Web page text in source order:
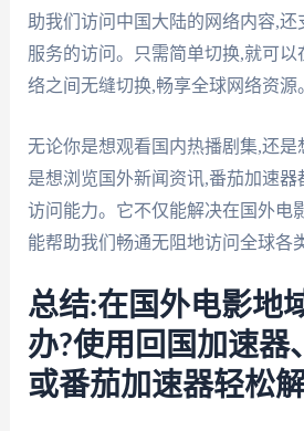
助我们访问中国大陆的网络内容,还
服务的访问。只需简单切换,就可以
络之间无缝切换,畅享全球网络资源
无论你是想观看国内热播剧集,还是
是想浏览国外新闻资讯,番茄加速
访问能力。它不仅能解决在国外电
能帮助我们畅通无阻地访问全球各
总结:在国外电影地
办?使用回国加速器
或番茄加速器轻松